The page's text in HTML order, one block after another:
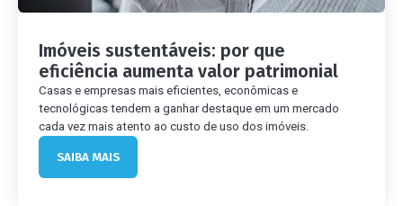
Imóveis sustentáveis: por que
eficiência aumenta valor patrimonial
Casas e empresas mais eficientes, econômicas e
tecnológicas tendem a ganhar destaque em um mercado
cada vez mais atento ao custo de uso dos imóveis.
SAIBA MAIS